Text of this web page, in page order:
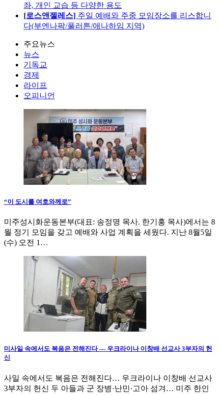
좌, 개인 교습 등 다양한 용도
[로스앤젤레스] 주일 예배와 주중 모임장소를 리스합니
다(부엔나팍/풀러튼/애나하임 지역)
주요뉴스
뉴스
기독교
경제
라이프
오피니언
“이 도시를 여호와께로”
미주성시화운동본부(대표: 송정명 목사. 한기홍 목사)에서는 8
월 정기 모임을 갖고 예배와 사업 계획을 세웠다. 지난 8월5일
(수) 오전 1…
미사일 속에서도 복음은 전해진다 — 우크라이나 이창배 선교사 3부자의 헌
신
사일 속에서도 복음은 전해진다… 우크라이나 이창배 선교사
3부자의 헌신 두 아들과 군 장병·난민·고아 섬겨… 미주 한인